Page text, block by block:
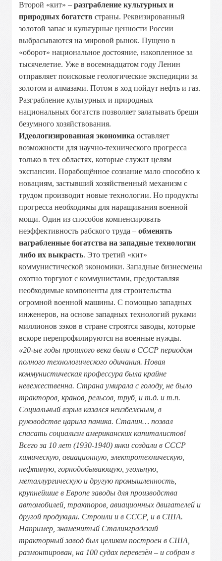
Второй «кит» –разграбление культурных и
природных богатств страны. Реквизированный
золотой запас и культурные ценности России
выбрасываются на мировой рынок. Пущено в
«оборот» национальное достояние, накопленное за
тысячелетие. Уже в восемнадцатом году Ленин
отправляет поисковые геологические экспедиции за
золотом и алмазами. Потом в ход пойдут нефть и газ.
Разграбление культурных и природных
национальных богатств позволяет залатывать бреши
безумного хозяйствования.
Идеологизированная экономика оставляет
возможности для научно-технического прогресса
только в тех областях, которые служат целям
экспансии. Порабощённое сознание мало способно к
новациям, застывший хозяйственный механизм с
трудом производит новые технологии. Но продукты
прогресса необходимы для наращивания военной
мощи. Один из способов компенсировать
неэффективность рабского труда –обменять
награбленные богатства на западные технологии
либо их выкрасть. Это третий «кит»
коммунистической экономики. Западные бизнесмены
охотно торгуют с коммунистами, предоставляя
необходимые компоненты для строительства
огромной военной машины. С помощью западных
инженеров, на основе западных технологий руками
миллионов зэков в стране строятся заводы, которые
вскоре перепрофилируются на военные нужды.
«20-ые годы прошлого века были в СССР периодом
полного технологического одичания. Новая
коммунистическая профессура была крайне
невежественна. Страна умирала с голоду, не было
тракторов, кранов, рельсов, труб, и т.д. и т.п.
Социальный взрыв казался неизбежным, в
руководстве царила паника. Сталин… позвал
спасать социализм американских капиталистов!
Всего за 10 лет (1930-1940) янки создали в СССР
химическую, авиационную, электротехническую,
нефтяную, горнодобывающую, угольную,
металлургическую и другую промышленность,
крупнейшие в Европе заводы для производства
автомобилей, тракторов, авиационных двигателей и
другой продукции. Строили и в СССР, и в США.
Например, знаменитый Сталинградский
тракторный завод был целиком построен в США,
размонтирован, на 100 судах перевезён – и собран в